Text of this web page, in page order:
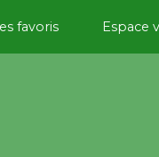
favoris Espace